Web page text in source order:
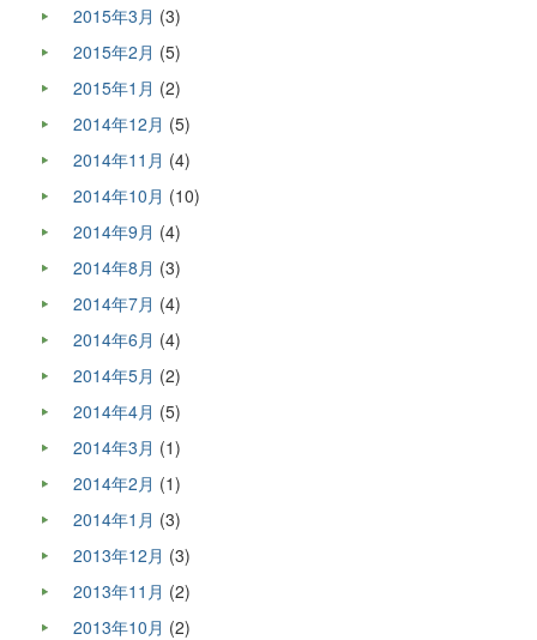
2015年3月 (3)
2015年2月 (5)
2015年1月 (2)
2014年12月 (5)
2014年11月 (4)
2014年10月 (10)
2014年9月 (4)
2014年8月 (3)
2014年7月 (4)
2014年6月 (4)
2014年5月 (2)
2014年4月 (5)
2014年3月 (1)
2014年2月 (1)
2014年1月 (3)
2013年12月 (3)
2013年11月 (2)
2013年10月 (2)